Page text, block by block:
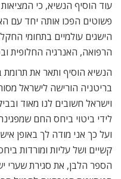
עוד הוסיף הנשיא, כי
פשוטים הפכו אותה יחד עם
הישגים עולמיים בתחומי
הרפואה, האנרגיה החלופית
הנשיא הוסיף ותאר את
בריטניה הורישה לישראל
וישראל חשובים לנו מאוד
לידי ביטוי ביחס החם
ועל כך אני מודה לך באופן
קשיים ושל עליות ומורדות
הספר הלבן, את סגירת שערי